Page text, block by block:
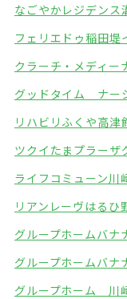
なごやかレジデンス
フェリエドゥ稲田堤
クラーチ・メディー
グッドタイム ナー
リハビリふくや高津
ツクイたまプラーザ
ライフコミューン
リアンレーヴはるひ
グループホームバ
グループホームバ
グループホーム 川